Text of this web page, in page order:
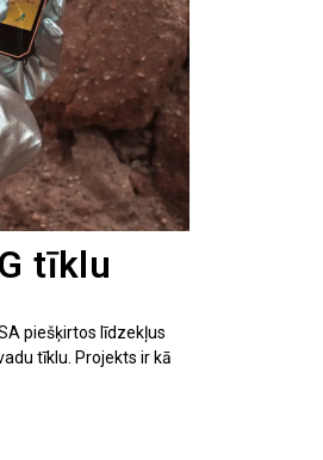
tīklu
piešķirtos līdzekļus
tīklu. Projekts ir kā